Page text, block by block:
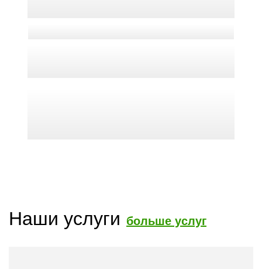
Наши услуги больше услуг